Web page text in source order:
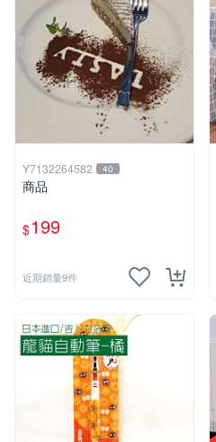
Y7132264582 40
商品
$199
近期銷量9件